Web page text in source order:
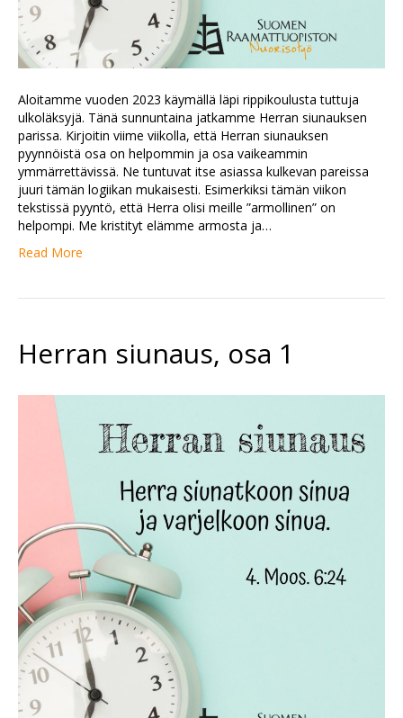
Aloitamme vuoden 2023 käymällä läpi rippikoulusta tuttuja
ulkoläksyjä. Tänä sunnuntaina jatkamme Herran siunauksen
parissa. Kirjoitin viime viikolla, että Herran siunauksen
pyynnöistä osa on helpommin ja osa vaikeammin
ymmärrettävissä. Ne tuntuvat itse asiassa kulkevan pareissa
juuri tämän logiikan mukaisesti. Esimerkiksi tämän viikon
tekstissä pyyntö, että Herra olisi meille ”armollinen” on
helpompi. Me kristityt elämme armosta ja…
Read More
Herran siunaus, osa 1